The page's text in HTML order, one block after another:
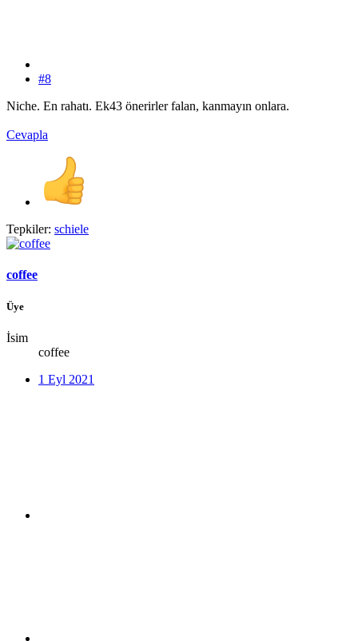
#8
Niche. En rahatı. Ek43 önerirler falan, kanmayın onlara.
Cevapla
Tepkiler: schiele
coffee
Üye
İsim
coffee
1 Eyl 2021